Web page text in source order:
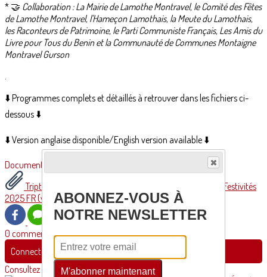
* 🤝 Collaboration : La Mairie de Lamothe Montravel, le Comité des Fêtes
de Lamothe Montravel, l'Hameçon Lamothais, la Meute du Lamothais,
les Raconteurs de Patrimoine, le Parti Communiste Français, Les Amis du
Livre pour Tous du Benin et la Communauté de Communes Montaigne
Montravel Gurson
.
⬇️ Programmes complets et détaillés à retrouver dans les fichiers ci-
dessous ⬇️
⬇️ Version anglaise disponible/English version available ⬇️
Documents
Triptyque Festivités 2025 EN (web).pdf
Triptyque Festivités
2025 FR (web).pdf
0 commentaire(s)
Connectez-vous pour laisser un commentaire
Consultez également
ABONNEZ-VOUS À
NOTRE NEWSLETTER
M'abonner maintenant